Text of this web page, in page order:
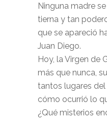
Ninguna madre
tierna y tan
que se apareció
Juan Diego.
Hoy, la Virgen de
más que nunca,
tantos lugares
cómo ocurrió lo
¿Qué misterios